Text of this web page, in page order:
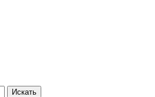
Искать